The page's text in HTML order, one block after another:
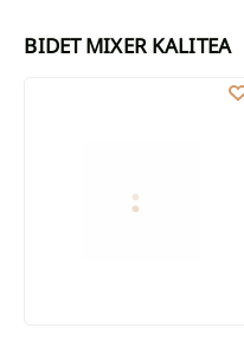
BIDET MIXER KALITEA
ALONIA BLACK GLOSS